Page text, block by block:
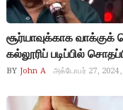
சூர்யாவுக்காக வாக்குக்
கல்லூரிப் படிப்பில்
BY John A அக்டோபர் 27, 2024,